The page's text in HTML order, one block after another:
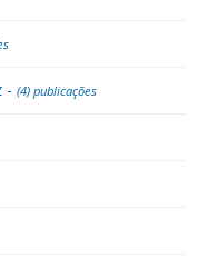
- (4) publicações